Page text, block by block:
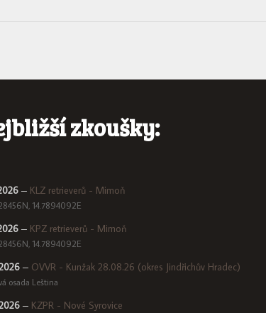
zkoušky:
– KLZ retrieverů - Mimoň
14.7894092E
– KPZ retrieverů - Mimoň
14.7894092E
– OVVR - Kunžak 28.08.26 (okres Jindřichův Hradec)
osada Leština
– KZPR - Nové Syrovice